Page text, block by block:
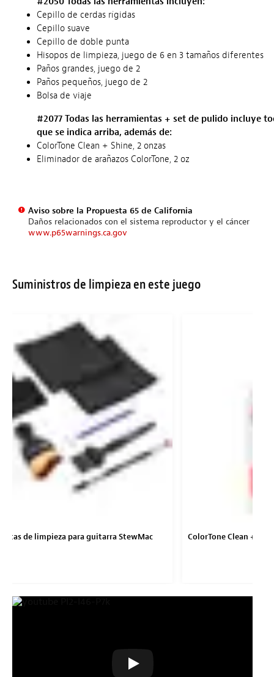
Cepillo de cerdas rígidas
Cepillo suave
Cepillo de doble punta
Hisopos de limpieza, juego de 6 en 3 tamaños diferentes
Paños grandes, juego de 2
Paños pequeños, juego de 2
Bolsa de viaje
#2077 Todas las herramientas + set de pulido incluye
que se indica arriba, además de:
ColorTone Clean + Shine, 2 onzas
Eliminador de arañazos ColorTone, 2 oz
Aviso sobre la Propuesta 65 de California
Daños relacionados con el sistema reproductor y el cáncer
www.p65warnings.ca.gov
Suministros de limpieza en este juego
de limpieza para guitarra StewMac ColorTone Clean +